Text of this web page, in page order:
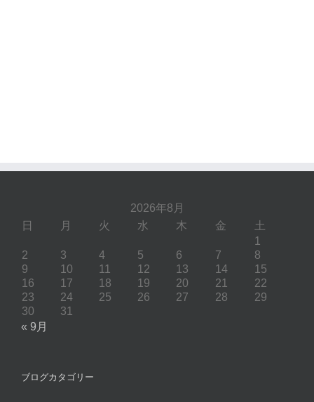
2026年8月
日 月 火 水 木 金 土
1
2
3 4 5 6 7
8
9
10 11 12 13 14
15
16
17 18 19 20 21
22
23
24 25 26 27 28
29
30
31
« 9月
ブログカタゴリー